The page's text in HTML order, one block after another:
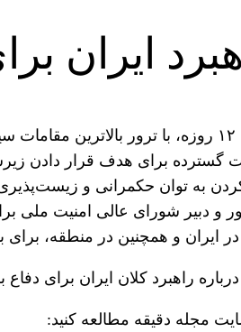
ایران
جنگ فعلی اگرچه شبیه به جنگ ۱۲ روزه،
– و عملیات گسترده برای هدف
به توان حکمرانی و
و دبیر شورای عالی امنیت ملی
و همچنین در منطقه، برای
درباره راهبرد کلان ایران برای
مجله دقیقه مطالعه کنید: